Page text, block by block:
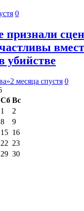
0
убийстве
2 месяца спустя 0
Сб Вс
1
2
8
9
15 16
22 23
29 30